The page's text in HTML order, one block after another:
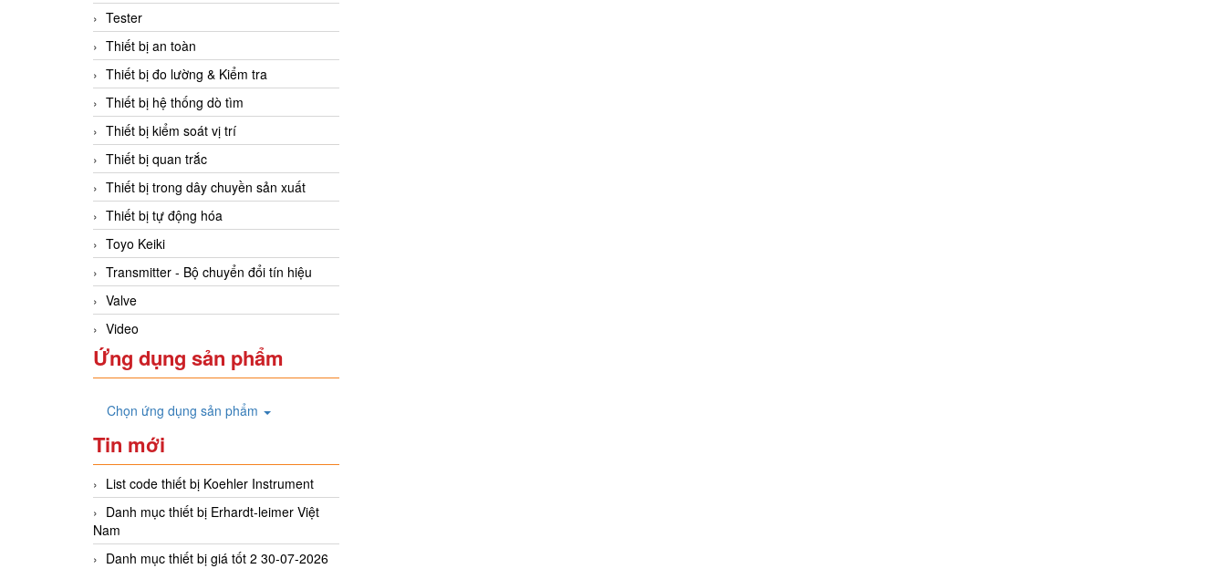
Tester
Thiết bị an toàn
Thiết bị đo lường & Kiểm tra
Thiết bị hệ thống dò tìm
Thiết bị kiểm soát vị trí
Thiết bị quan trắc
Thiết bị trong dây chuyền sản xuất
Thiết bị tự động hóa
Toyo Keiki
Transmitter - Bộ chuyển đổi tín hiệu
Valve
Video
Ứng dụng sản phẩm
Chọn ứng dụng sản phẩm
Tin mới
List code thiết bị Koehler Instrument
Danh mục thiết bị Erhardt-leimer Việt
Nam
Danh mục thiết bị giá tốt 2 30-07-2026